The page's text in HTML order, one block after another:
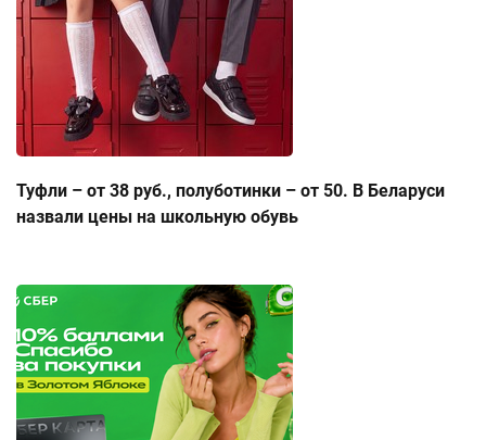
Туфли – от 38 руб., полуботинки – от 50. В Беларуси
назвали цены на школьную обувь